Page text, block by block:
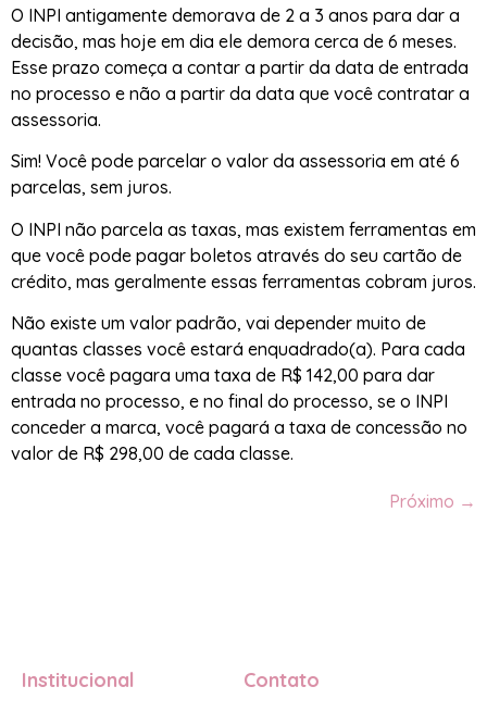
O INPI antigamente demorava de 2 a 3 anos para dar a
decisão, mas hoje em dia ele demora cerca de 6 meses.
Esse prazo começa a contar a partir da data de entrada
no processo e não a partir da data que você contratar a
assessoria.
Sim! Você pode parcelar o valor da assessoria em até 6
parcelas, sem juros.
O INPI não parcela as taxas, mas existem ferramentas em
que você pode pagar boletos através do seu cartão de
crédito, mas geralmente essas ferramentas cobram juros.
Não existe um valor padrão, vai depender muito de
quantas classes você estará enquadrado(a). Para cada
classe você pagara uma taxa de R$ 142,00 para dar
entrada no processo, e no final do processo, se o INPI
conceder a marca, você pagará a taxa de concessão no
valor de R$ 298,00 de cada classe.
Próximo →
Institucional Contato